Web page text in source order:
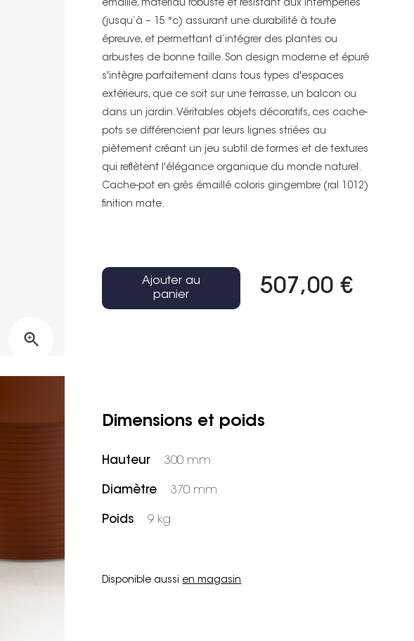
émaillé, matériau robuste et résistant aux intempéries
(jusqu’à – 15 °c) assurant une durabilité à toute
épreuve, et permettant d’intégrer des plantes ou
arbustes de bonne taille. Son design moderne et épuré
s'intègre parfaitement dans tous types d'espaces
extérieurs, que ce soit sur une terrasse, un balcon ou
dans un jardin. Véritables objets décoratifs, ces cache-
pots se différencient par leurs lignes striées au
piètement créant un jeu subtil de formes et de textures
qui reflètent l'élégance organique du monde naturel.
Cache-pot en grès émaillé coloris gingembre (ral 1012)
finition mate.
507,00 €
Ajouter au
panier
Dimensions et poids
Hauteur 300 mm
Diamètre 370 mm
Poids 9 kg
Disponible aussi en magasin